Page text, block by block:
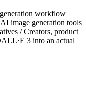
workflow
image generation tools
/ Creators, product
3 into an actual